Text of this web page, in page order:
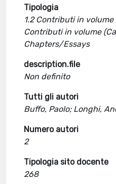
Tipologia
1.2 Contributi in
Contributi in volume
Chapters/Essays
description.file
Non definito
Tutti gli autori
Buffo, Paolo; Longhi,
Numero autori
2
Tipologia sito docente
268